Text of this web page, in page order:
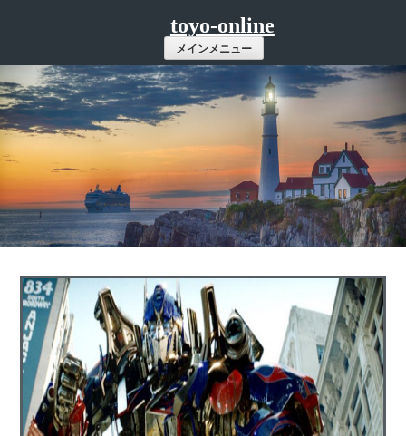
ツ
へ
ス
キ
ッ
プ
toyo-online
メインメニュー